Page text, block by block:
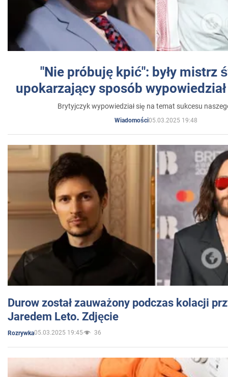
"Nie próbuję kpić": były mistrz
upokarzający sposób
Brytyjczyk wypowiedział się na temat sukcesu
Wiadomości05.03.2025 19:48
Durow został zauważony podczas kolacji
Jaredem Leto. Zdjęcie
Rozrywka05.03.2025 19:45 36